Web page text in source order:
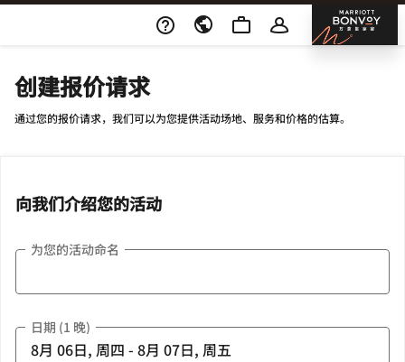
Skip To Content 邦
创建报价请求
通过您的报价请求，我们可以为您提供活动场地、服务和价格的估算。
向我们介绍您的活动
为您的活动命名
日期 (1 晚)